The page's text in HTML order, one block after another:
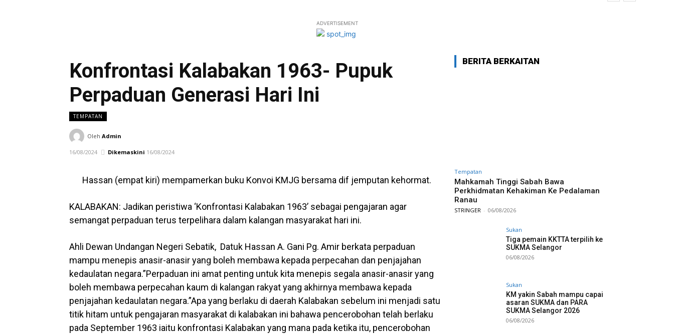
ADVERTISEMENT
Konfrontasi Kalabakan 1963- Pupuk
Perpaduan Generasi Hari Ini
TEMPATAN
Oleh Admin
16/08/2024 Dikemaskini 16/08/2024
Hassan (empat kiri) mempamerkan buku Konvoi KMJG bersama dif jemputan kehormat.
KALABAKAN: Jadikan peristiwa ‘Konfrontasi Kalabakan 1963’ sebagai pengajaran agar
semangat perpaduan terus terpelihara dalam kalangan masyarakat hari ini.
Ahli Dewan Undangan Negeri Sebatik, Datuk Hassan A. Gani Pg. Amir berkata perpaduan
mampu menepis anasir-anasir yang boleh membawa kepada perpecahan dan penjajahan
kedaulatan negara.”Perpaduan ini amat penting untuk kita menepis segala anasir-anasir yang
boleh membawa perpecahan kaum di kalangan rakyat yang akhirnya membawa kepada
penjajahan kedaulatan negara.”Apa yang berlaku di daerah Kalabakan sebelum ini menjadi satu
titik hitam untuk pengajaran masyarakat di kalabakan ini bahawa pencerobohan telah berlaku
pada September 1963 iaitu konfrontasi Kalabakan yang mana pada ketika itu, pencerobohan
BERITA BERKAITAN
Tempatan
Mahkamah Tinggi Sabah Bawa
Perkhidmatan Kehakiman Ke Pedalaman
Ranau
STRINGER - 06/08/2026
Sukan
Tiga pemain KKTTA terpilih ke
SUKMA Selangor
06/08/2026
Sukan
KM yakin Sabah mampu capai
asaran SUKMA dan PARA
SUKMA Selangor 2026
06/08/2026